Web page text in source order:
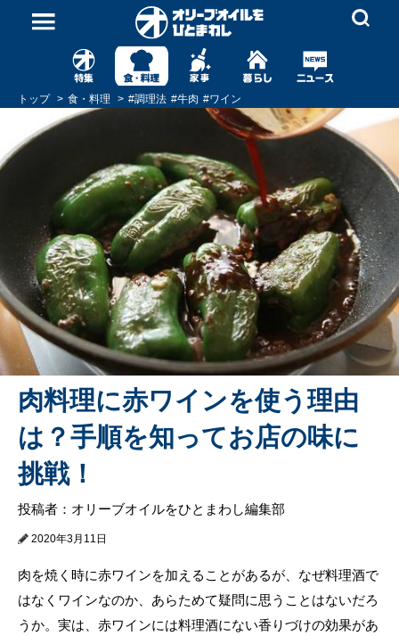
トップ 食・料理 #調理法 #牛肉 #ワイン
肉料理に赤ワインを使う理由
は？手順を知ってお店の味に
挑戦！
投稿者：オリーブオイルをひとまわし編集部
2020年3月11日
肉を焼く時に赤ワインを加えることがあるが、なぜ料理酒で
はなくワインなのか、あらためて疑問に思うことはないだろ
うか。実は、赤ワインには料理酒にない香りづけの効果があ